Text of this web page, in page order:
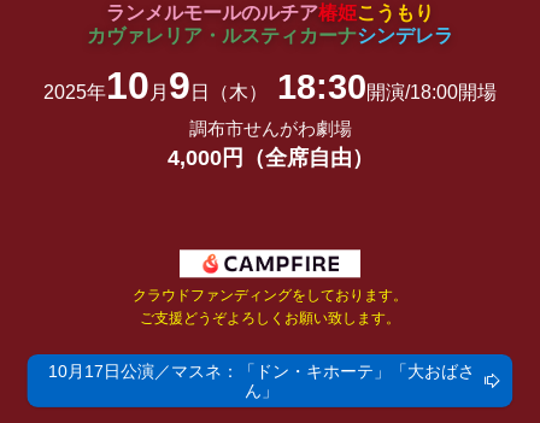
ランメルモールのルチア椿姫こうもり
カヴァレリア・ルスティカーナシンデレラ
2025年10 月 9 日（木） 18:30開演/18:00開場
調布市せんがわ劇場
4,000円（全席自由）
クラウドファンディングをしております。
ご支援どうぞよろしくお願い致します。
10月17日公演／マスネ：「ドン・キホーテ」「大おばさ
ん」